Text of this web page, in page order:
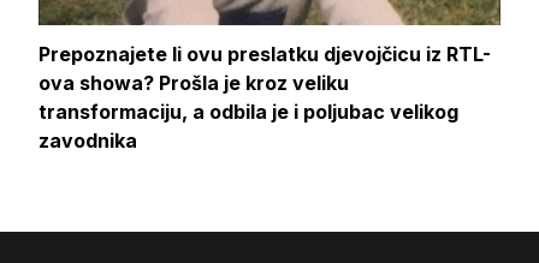
Prepoznajete li ovu preslatku djevojčicu iz RTL-
ova showa? Prošla je kroz veliku
transformaciju, a odbila je i poljubac velikog
zavodnika